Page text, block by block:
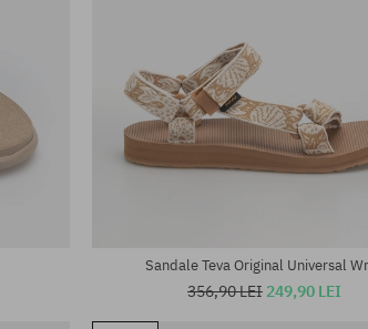
Sandale Teva Original Universal
356,90 LEI 249,90 LEI